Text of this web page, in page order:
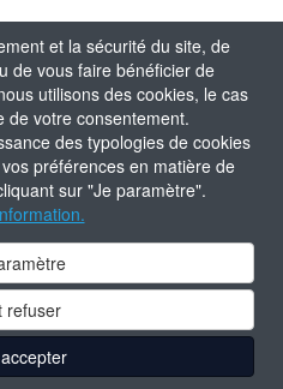
et la sécurité du site, de
de vous faire bénéficier de
utilisons des cookies, le cas
de votre consentement.
des typologies de cookies
préférences en matière de
sur "Je paramètre".
refuser